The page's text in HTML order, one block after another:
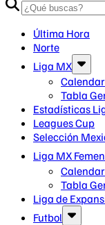
Última Hora
Norte
Liga MX
Tabla
Estadísticas
Leagues Cup
Selección
Liga MX
Tabla
Liga de
Futbol